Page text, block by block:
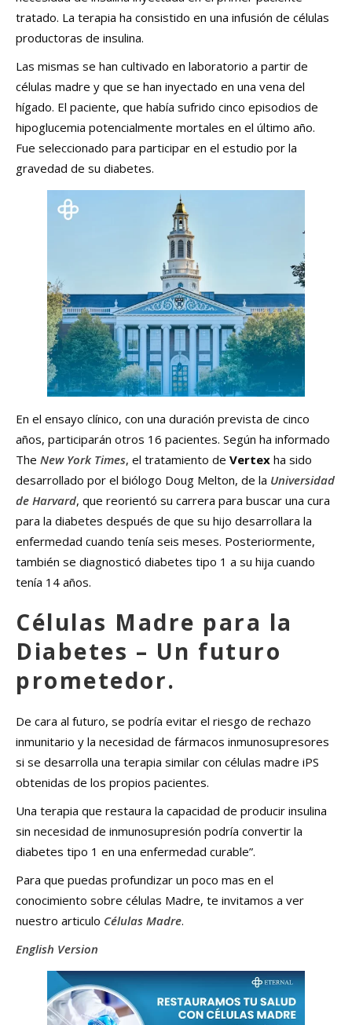
tratado. La terapia ha consistido en una infusión de células
productoras de insulina.
Las mismas se han cultivado en laboratorio a partir de
células madre y que se han inyectado en una vena del
hígado. El paciente, que había sufrido cinco episodios de
hipoglucemia potencialmente mortales en el último año.
Fue seleccionado para participar en el estudio por la
gravedad de su diabetes.
En el ensayo clínico, con una duración prevista de cinco
años, participarán otros 16 pacientes. Según ha informado
The New York Times, el tratamiento de Vertex ha sido
desarrollado por el biólogo Doug Melton, de la Universidad
de Harvard, que reorientó su carrera para buscar una cura
para la diabetes después de que su hijo desarrollara la
enfermedad cuando tenía seis meses. Posteriormente,
también se diagnosticó diabetes tipo 1 a su hija cuando
tenía 14 años.
Células Madre para la
Diabetes – Un futuro
prometedor.
De cara al futuro, se podría evitar el riesgo de rechazo
inmunitario y la necesidad de fármacos inmunosupresores
si se desarrolla una terapia similar con células madre iPS
obtenidas de los propios pacientes.
Una terapia que restaura la capacidad de producir insulina
sin necesidad de inmunosupresión podría convertir la
diabetes tipo 1 en una enfermedad curable”.
Para que puedas profundizar un poco mas en el
conocimiento sobre células Madre, te invitamos a ver
nuestro articulo Células Madre.
English Version